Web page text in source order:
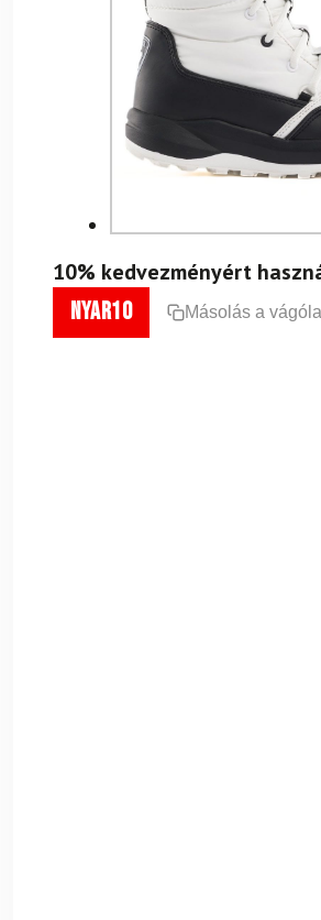
10% kedvezményért
nyar10 Másolás a